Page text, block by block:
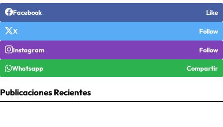
Facebook Like
X Follow
Instagram Follow
Whatsapp Compartir
Publicaciones Recientes